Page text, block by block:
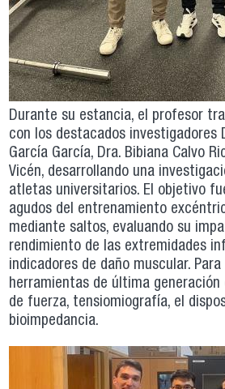
Durante su estancia, el profesor
con los destacados investigadores
García García, Dra. Bibiana Calvo
Vicén, desarrollando una
atletas universitarios. El objetivo
agudos del entrenamiento
mediante saltos, evaluando su
rendimiento de las extremidades
indicadores de daño muscular.
herramientas de última
de fuerza, tensiomiografía, el
bioimpedancia.